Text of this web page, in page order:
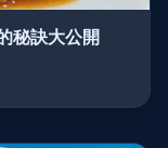
秘訣大公開